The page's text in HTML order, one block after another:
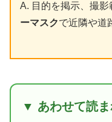
A. 目的を掲示、撮影
ーマスクで近隣や道
▼ あわせて読